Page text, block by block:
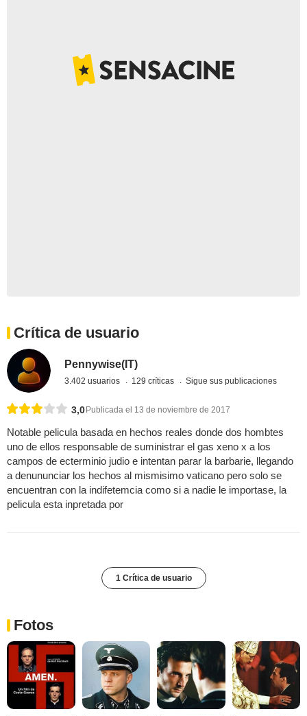
Crítica de usuario
Pennywise(IT)
3.402 usuarios 129 críticas Sigue sus publicaciones
3,0 Publicada el 13 de noviembre de 2017
Notable pelicula basada en hechos reales donde dos hombtes
uno de ellos responsable de suministrar el gas xeno x a los
campos de ecterminio judio e intentan parar la barbarie, llegando
a denununciar los hechos al mismisimo vaticano pero solo se
encuentran con la indifetemcia como si a nadie le importase, la
pelicula esta inpretada por
1 Crítica de usuario
Fotos